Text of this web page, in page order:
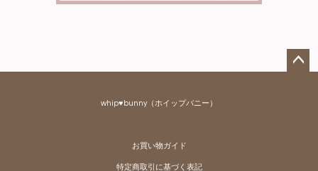
whip♥bunny（ホイップバニー）
お買い物ガイド
特定商取引に基づく表記